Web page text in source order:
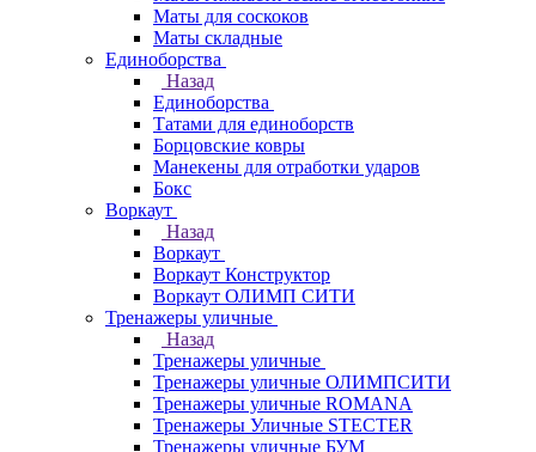
Маты для соскоков
Маты складные
Единоборства
Назад
Единоборства
Татами для единоборств
Борцовские ковры
Манекены для отработки ударов
Бокс
Воркаут
Назад
Воркаут
Воркаут Конструктор
Воркаут ОЛИМП СИТИ
Тренажеры уличные
Назад
Тренажеры уличные
Тренажеры уличные ОЛИМПСИТИ
Тренажеры уличные ROMANA
Тренажеры Уличные STECTER
Тренажеры уличные БУМ